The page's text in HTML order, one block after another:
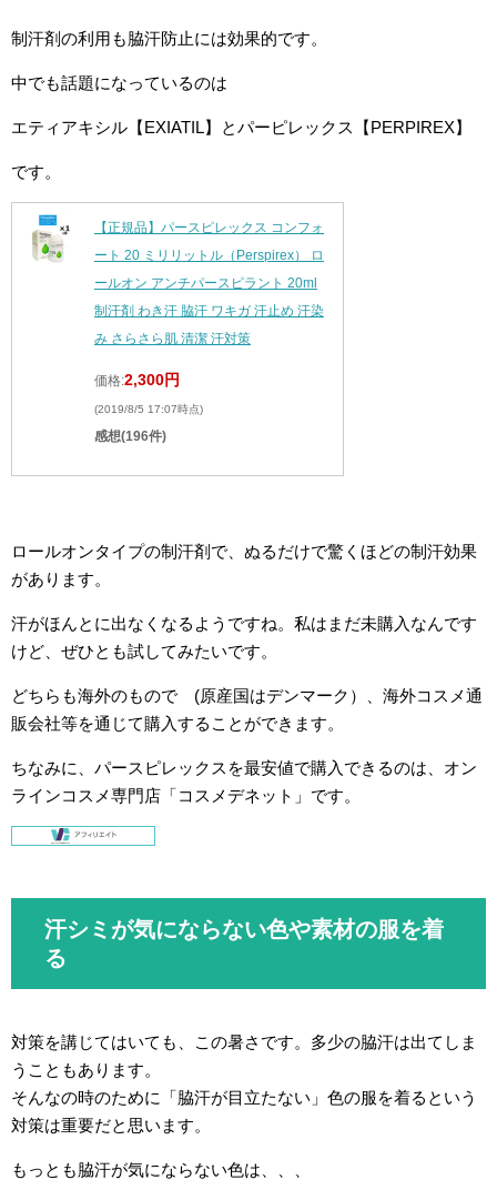
制汗剤の利用も脇汗防止には効果的です。
中でも話題になっているのは
エティアキシル【EXIATIL】とパーピレックス【PERPIREX】
です。
【正規品】パースピレックス コンフォ
ート 20 ミリリットル（Perspirex） ロ
ールオン アンチパースピラント 20ml
制汗剤 わき汗 脇汗 ワキガ 汗止め 汗染
み さらさら肌 清潔 汗対策
価格:2,300円
(2019/8/5 17:07時点)
感想(196件)
ロールオンタイプの制汗剤で、ぬるだけで驚くほどの制汗効果
があります。
汗がほんとに出なくなるようですね。私はまだ未購入なんです
けど、ぜひとも試してみたいです。
どちらも海外のもので (原産国はデンマーク）、海外コスメ通
販会社等を通じて購入することができます。
ちなみに、パースピレックスを最安値で購入できるのは、オン
ラインコスメ専門店「コスメデネット」です。
汗シミが気にならない色や素材の服を着
る
対策を講じてはいても、この暑さです。多少の脇汗は出てしま
うこともあります。
そんなの時のために「脇汗が目立たない」色の服を着るという
対策は重要だと思います。
もっとも脇汗が気にならない色は、、、